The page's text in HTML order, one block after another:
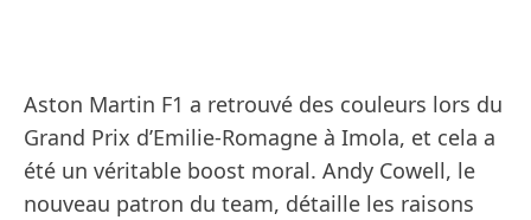
Aston Martin F1 a retrouvé des couleurs lors du
Grand Prix d’Emilie-Romagne à Imola, et cela a
été un véritable boost moral. Andy Cowell, le
nouveau patron du team, détaille les raisons